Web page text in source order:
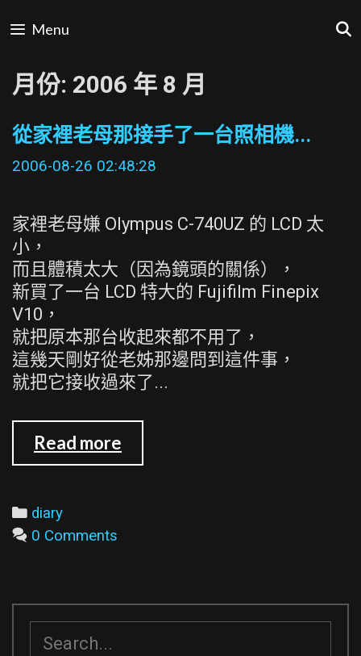
to
Menu
月份: 2006 年 8 月
從家裡老母那接手了一台照相機...
2006-08-26 02:48:28
家裡老母嫌 Olympus C-740UZ 的 LCD 太
小，
而且體積太大（因為鏡頭的關係），
新買了一台 LCD 特大的 Fujifilm Finepix
V10，
就把原本那台收起來都不用了，
這幾天剛好從老姊那邊問到這件事，
就把它接收過來了...
Read more
家
手
了
Categories
diary
0 Comments